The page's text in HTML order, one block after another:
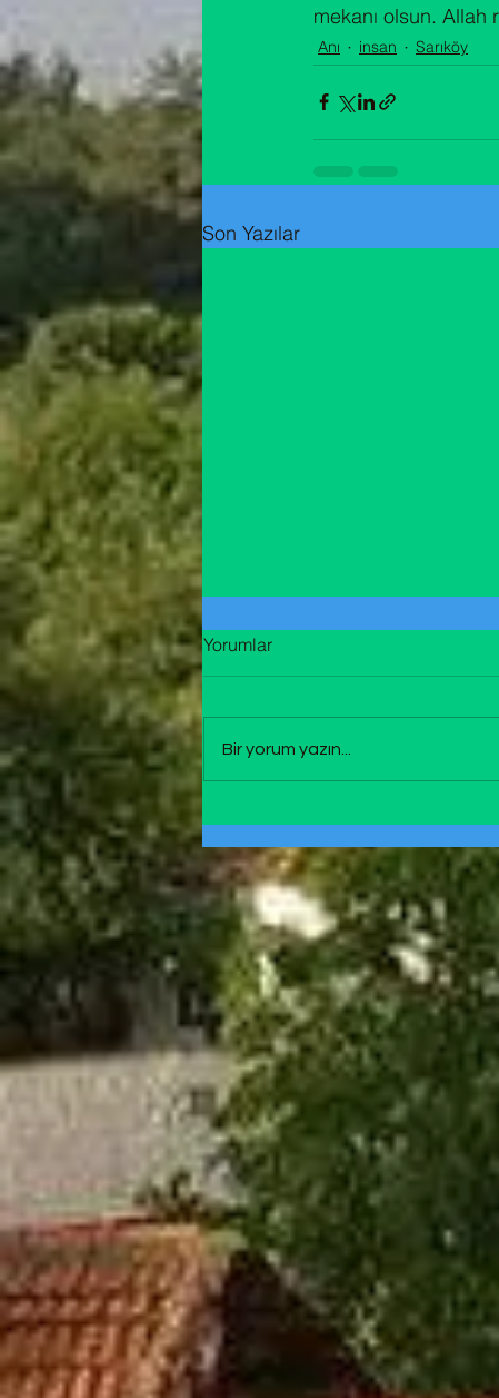
mekanı olsun. Allah
Anı insan Sarıköy
Son Yazılar
YAŞ MAYA
Baharda sabah erken yaprak ve
kaba toplanır yaş maya tutmak
için. “Oh bee!! bugün okul yok
Yorumlar
Bir yorum yazın...